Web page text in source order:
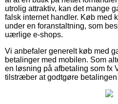
utrolig attraktiv, kan det mange
falsk internet handler. Køb med
under en foranstaltning, som
uærlige e-shops.
Vi anbefaler generelt køb med
betalinger med mobilen. Som
en løsning på afbetaling som fx
tilstræber at godtgøre betalingen